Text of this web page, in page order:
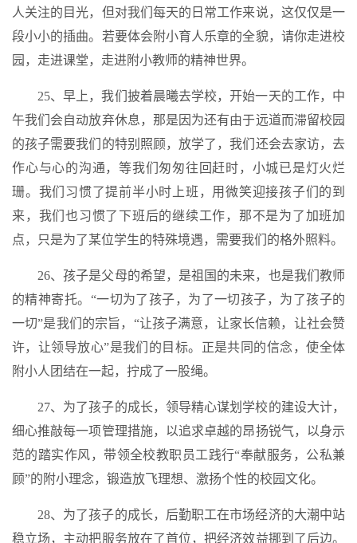
人关注的目光，但对我们每天的日常工作来说，这仅仅是一
段小小的插曲。若要体会附小育人乐章的全貌，请你走进校
园，走进课堂，走进附小教师的精神世界。
25、早上，我们披着晨曦去学校，开始一天的工作，中
午我们会自动放弃休息，那是因为还有由于远道而滞留校园
的孩子需要我们的特别照顾，放学了，我们还会去家访，去
作心与心的沟通，等我们匆匆往回赶时，小城已是灯火烂
珊。我们习惯了提前半小时上班，用微笑迎接孩子们的到
来，我们也习惯了下班后的继续工作，那不是为了加班加
点，只是为了某位学生的特殊境遇，需要我们的格外照料。
26、孩子是父母的希望，是祖国的未来，也是我们教师
的精神寄托。“一切为了孩子，为了一切孩子，为了孩子的
一切”是我们的宗旨，“让孩子满意，让家长信赖，让社会赞
许，让领导放心”是我们的目标。正是共同的信念，使全体
附小人团结在一起，拧成了一股绳。
27、为了孩子的成长，领导精心谋划学校的建设大计，
细心推敲每一项管理措施，以追求卓越的昂扬锐气，以身示
范的踏实作风，带领全校教职员工践行“奉献服务，公私兼
顾”的附小理念，锻造放飞理想、激扬个性的校园文化。
28、为了孩子的成长，后勤职工在市场经济的大潮中站
稳立场，主动把服务放在了首位，把经济效益挪到了后边。